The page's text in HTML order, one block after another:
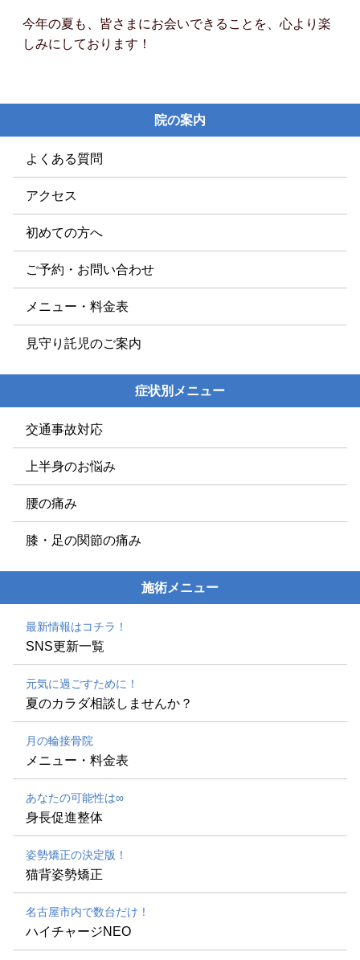
今年の夏も、皆さまにお会いできることを、心より楽
しみにしております！
院の案内
よくある質問
アクセス
初めての方へ
ご予約・お問い合わせ
メニュー・料金表
見守り託児のご案内
症状別メニュー
交通事故対応
上半身のお悩み
腰の痛み
膝・足の関節の痛み
施術メニュー
最新情報はコチラ！
SNS更新一覧
元気に過ごすために！
夏のカラダ相談しませんか？
月の輪接骨院
メニュー・料金表
あなたの可能性は∞
身長促進整体
姿勢矯正の決定版！
猫背姿勢矯正
名古屋市内で数台だけ！
ハイチャージNEO